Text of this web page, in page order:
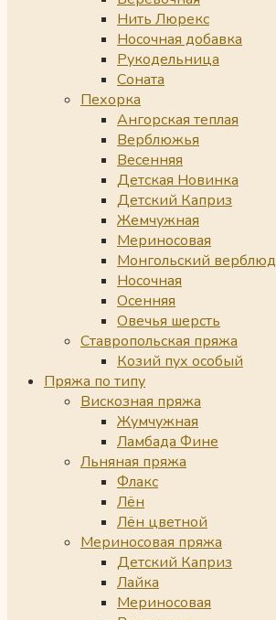
Нить Люрекс
Носочная добавка
Рукодельница
Соната
Пехорка
Ангорская теплая
Верблюжья
Весенняя
Детская Новинка
Детский Каприз
Жемчужная
Мериносовая
Монгольский верблюд
Носочная
Осенняя
Овечья шерсть
Ставропольская пряжа
Козий пух особый
Пряжа по типу
Вискозная пряжа
Жумчужная
Ламбада Фине
Льняная пряжа
Флакс
Лён
Лён цветной
Мериносовая пряжа
Детский Каприз
Лайка
Мериносовая